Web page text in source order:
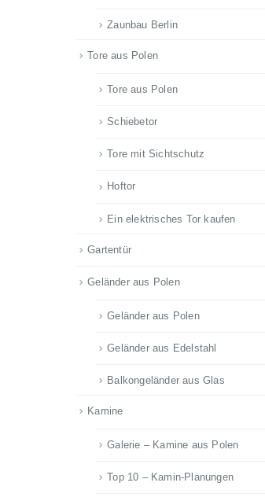
Zaunbau Berlin
Tore aus Polen
Tore aus Polen
Schiebetor
Tore mit Sichtschutz
Hoftor
Ein elektrisches Tor kaufen
Gartentür
Geländer aus Polen
Geländer aus Polen
Geländer aus Edelstahl
Balkongeländer aus Glas
Kamine
Galerie – Kamine aus Polen
Top 10 – Kamin-Planungen